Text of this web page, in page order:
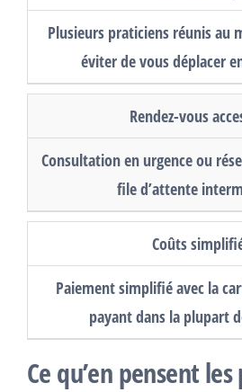
Plusieurs praticiens réunis au
éviter de vous déplacer
Rendez-vous
Consultation en urgence ou
file d’attente
Coûts
Paiement simplifié avec la
payant dans la plupart
Ce qu’en pensent